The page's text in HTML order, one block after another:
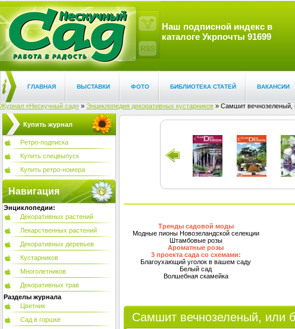
Наш подписной индекс в
каталоге Укрпочты 91699
ГЛАВНАЯ ВЫСТАВКИ ФОТО БИБЛИОТЕКА СТАТЕЙ ВАКАНСИИ
Журнал «Нескучный сад» » Энциклопедия декоративных кустарников » Самшит вечнозеленый,
Купить журнал
Ретро-подписка
Купить спецвыпуск
Купить ретро-номера
Навигация
Энциклопедии:
Декоративных растений
Лекарственных растений
Декоративных деревьев
Кустарников
Многолетников
Декоративных трав
Разделы журнала
Цветник
Сад в горшке
Тренды садовой моды
Модные пионы Новозеландской селекции
Штамбовые розы
Ароматные розы
3 проекта сада со схемами:
Благоухающий уголок в вашем саду
Белый сад
Волшебная скамейка
Самшит вечнозеленый, или